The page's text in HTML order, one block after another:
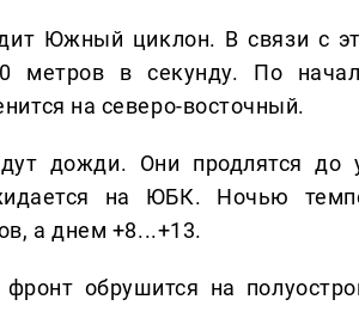
Южный циклон. В связи с
метров в секунду. По
на северо-восточный.
дожди. Они продлятся до
на ЮБК. Ночью
а днем +8...+13.
обрушится на